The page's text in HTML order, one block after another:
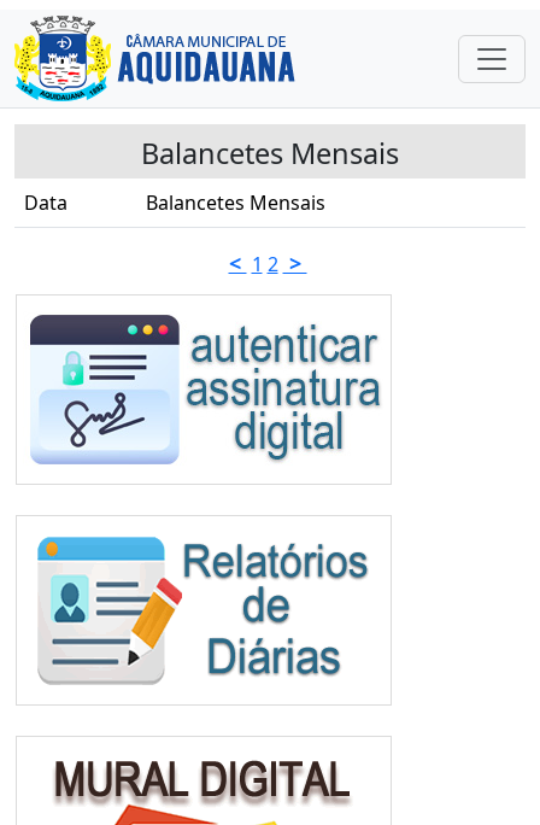
Balancetes Mensais
Data Balancetes Mensais
< 1 2 >